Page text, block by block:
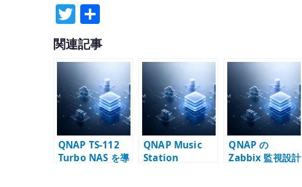
T
w
it
te
r
有
関連記事
QNAP TS-112
Turbo NAS を導
QNAP Music
Station
QNAP の
Zabbix 監視設計